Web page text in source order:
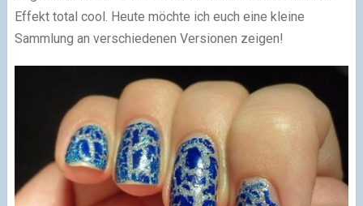
Effekt total cool. Heute möchte ich euch eine kleine
Sammlung an verschiedenen Versionen zeigen!